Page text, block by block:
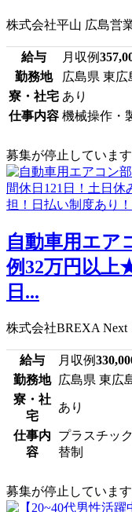
株式会社平山 広島営
給与 月収例
勤務地
広島県 東広
寮・社宅 あり
仕事内容 機械操作・
募集が停止しています
自動車用エア
例32万円以上
日...
株式会社BREXA Next
給与 月収例
勤務地
広島県 東広
寮・社
宅
あり
仕事内
容
プラスチッ
替制
募集が停止しています